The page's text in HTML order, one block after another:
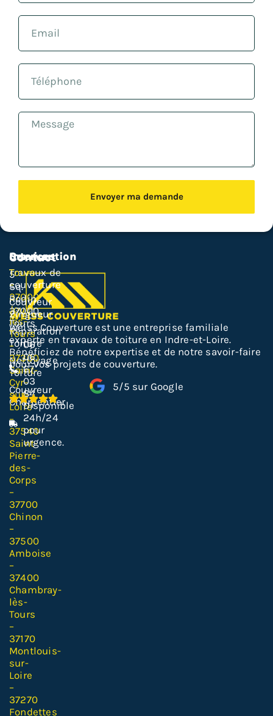
Envoyer ma demande
Weiss Couverture est une entreprise familiale
experte en travaux de toiture en Indre-et-Loire.
Bénéficiez de notre expertise et de notre savoir-faire
pour vos projets de couverture.
5/5 sur Google
Services
Travaux de
couverture
Couvreur
Zingueur
Réparation
Toiture
Nettoyage
Toiture
Couvreur
Charpentier
Intervention
Tours
–
37000
Joué-
lès-
Tours
–
37300
Saint-
Cyr-
sur-
Loire
–
37540
Saint-
Pierre-
des-
Corps
–
37700
Chinon
–
37500
Amboise
–
37400
Chambray-
lès-
Tours
–
37170
Montlouis-
sur-
Loire
–
37270
Fondettes
Contact
5
Sq.
Rodin,
37000
Tours
06
06
67
03
84
Disponible
24h/24
pour
urgence.